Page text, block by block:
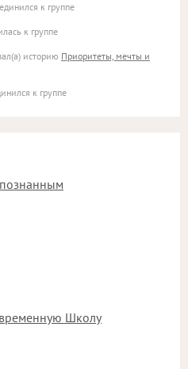
к группе
к группе
историю Приоритеты, мечты и
к группе
Школу